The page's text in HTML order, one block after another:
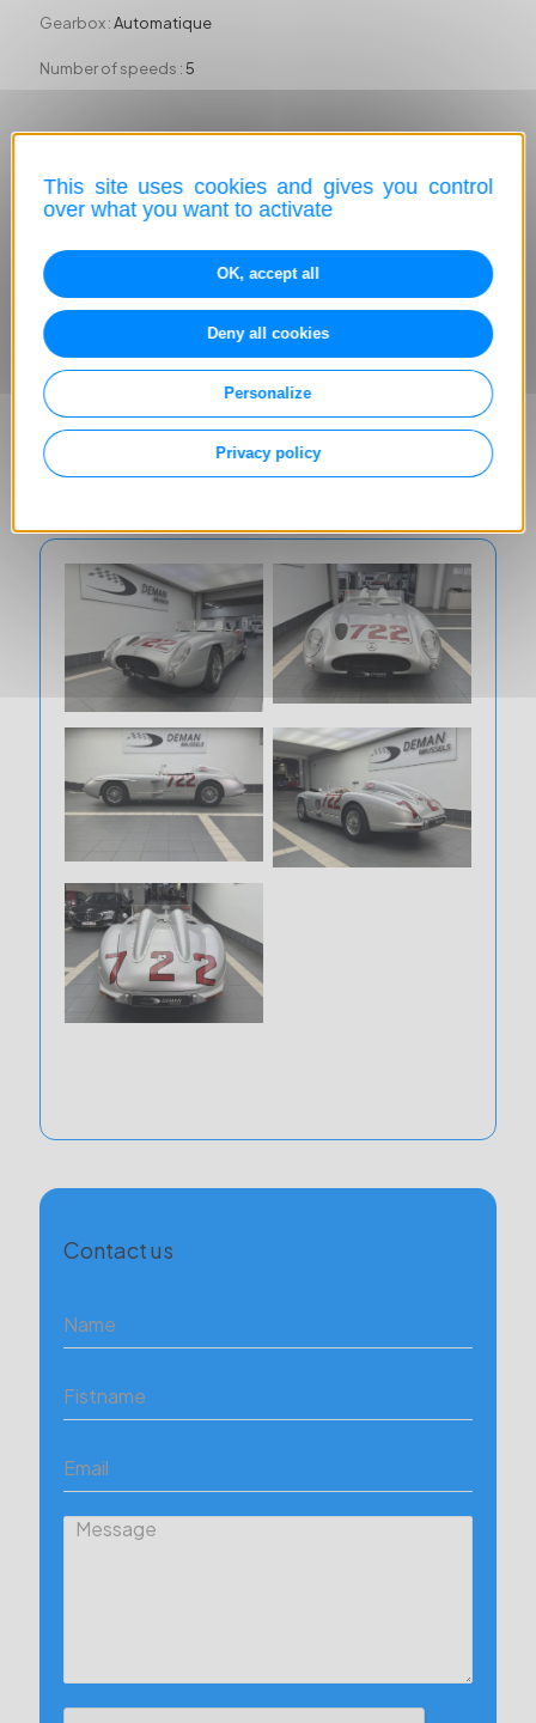
Gearbox :Automatique
Number of speeds :5
Fuel category : Essence
primary CO² emission in Gram per Km :
Indoor
Number of seats :2
Upholstery :
Contact us
This site uses cookies and gives you control
over what you want to activate
OK, accept all
Deny all cookies
Personalize
Privacy policy